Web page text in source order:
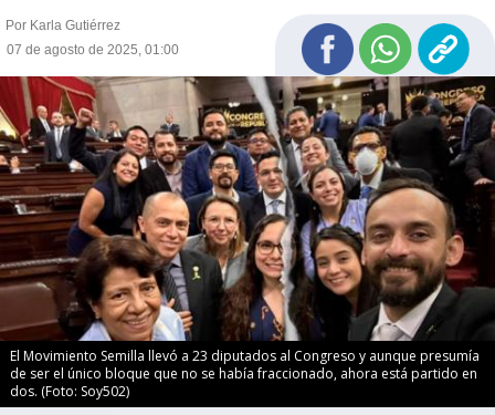
Por Karla Gutiérrez
07 de agosto de 2025, 01:00
El Movimiento Semilla llevó a 23 diputados al Congreso y aunque presumía
de ser el único bloque que no se había fraccionado, ahora está partido en
dos. (Foto: Soy502)